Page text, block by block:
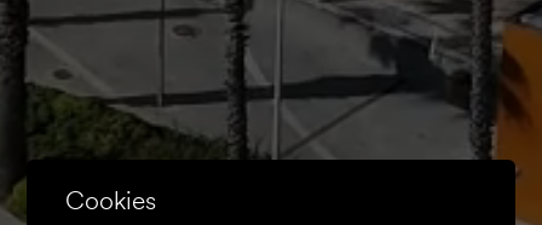
Cookies